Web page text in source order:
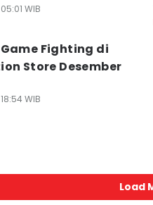
WIB
Fighting di
Store Desember
WIB
Load